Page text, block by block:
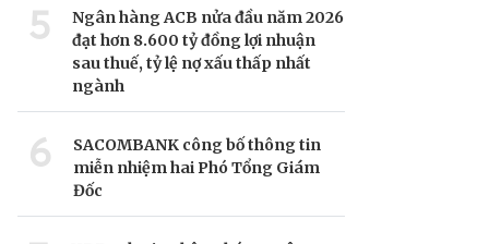
5
Ngân hàng ACB nửa đầu năm 2026
đạt hơn 8.600 tỷ đồng lợi nhuận
sau thuế, tỷ lệ nợ xấu thấp nhất
ngành
6
SACOMBANK công bố thông tin
miễn nhiệm hai Phó Tổng Giám
Đốc